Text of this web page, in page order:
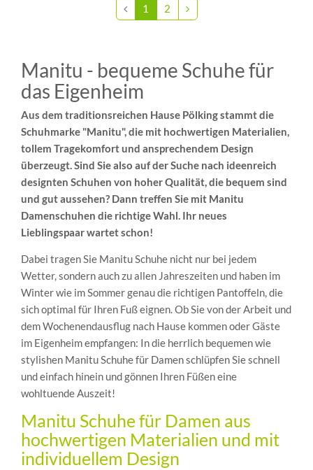
1 2
Manitu - bequeme Schuhe für
das Eigenheim
Aus dem traditionsreichen Hause Pölking stammt die
Schuhmarke "Manitu", die mit hochwertigen Materialien,
tollem Tragekomfort und ansprechendem Design
überzeugt. Sind Sie also auf der Suche nach ideenreich
designten Schuhen von hoher Qualität, die bequem sind
und gut aussehen? Dann treffen Sie mit Manitu
Damenschuhen die richtige Wahl. Ihr neues
Lieblingspaar wartet schon!
Dabei tragen Sie Manitu Schuhe nicht nur bei jedem
Wetter, sondern auch zu allen Jahreszeiten und haben im
Winter wie im Sommer genau die richtigen Pantoffeln, die
sich optimal für Ihren Fuß eignen. Ob Sie von der Arbeit und
dem Wochenendausflug nach Hause kommen oder Gäste
im Eigenheim empfangen: In die herrlich bequemen wie
stylishen Manitu Schuhe für Damen schlüpfen Sie schnell
und einfach hinein und gönnen Ihren Füßen eine
wohltuende Auszeit!
Manitu Schuhe für Damen aus
hochwertigen Materialien und mit
individuellem Design